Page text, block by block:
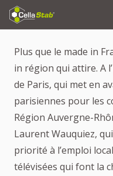
Plus que le made in
in région qui attire. A
de Paris, qui met en
parisiennes pour les
Région Auvergne-
Laurent Wauquiez,
priorité à l’emploi
télévisées qui font la